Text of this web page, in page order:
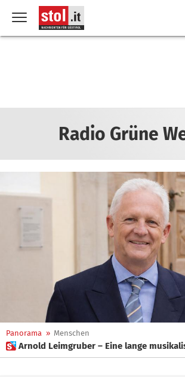
Radio Grüne
Panorama » Menschen
 Arnold Leimgruber – Eine lange